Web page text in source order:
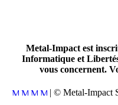
Metal-Impact est
Informatique et
vous concernent.
| © Metal-Impact